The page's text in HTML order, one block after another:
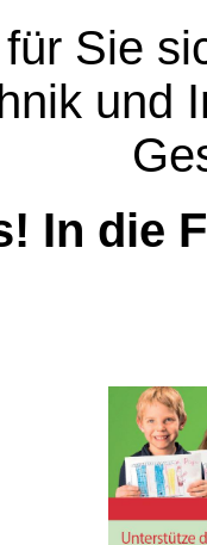
Sie
und
In die